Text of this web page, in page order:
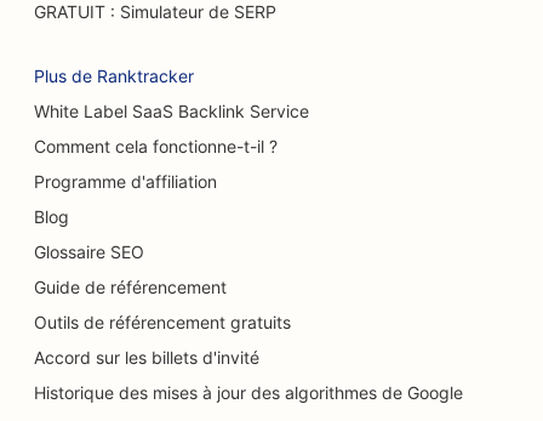
SEO pour les pâtisseries
SEO pour les restaurants décontractés
SEO pour les magasins de tapis et de
SEO pour les stations-service
SEO pour les concessionnaires automobiles
SEO pour les services de nettoyage
SEO pour les chiropracteurs
GRATUIT : Simulateur de SERP
Plus de Ranktracker
White Label SaaS Backlink Service
Comment cela fonctionne-t-il ?
Programme d'affiliation
Blog
Glossaire SEO
Guide de référencement
Outils de référencement gratuits
Accord sur les billets d'invité
Historique des mises à jour des algorithmes de Google